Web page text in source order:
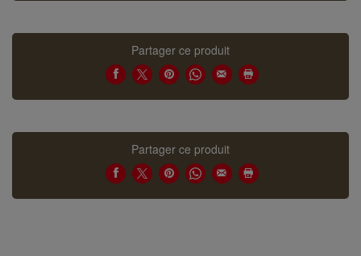
Partager ce produit
Partager ce produit